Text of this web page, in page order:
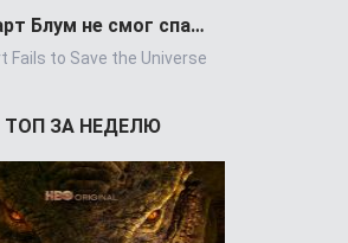
Стюарт Блум не смог спасти вселенную
Fails to Save the Universe
ТОП ЗА НЕДЕЛЮ